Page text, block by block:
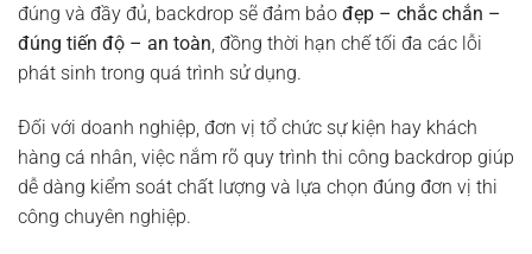
đúng và đầy đủ, backdrop sẽ đảm bảo đẹp – chắc chắn –
đúng tiến độ – an toàn, đồng thời hạn chế tối đa các lỗi
phát sinh trong quá trình sử dụng.
Đối với doanh nghiệp, đơn vị tổ chức sự kiện hay khách
hàng cá nhân, việc nắm rõ quy trình thi công backdrop giúp
dễ dàng kiểm soát chất lượng và lựa chọn đúng đơn vị thi
công chuyên nghiệp.